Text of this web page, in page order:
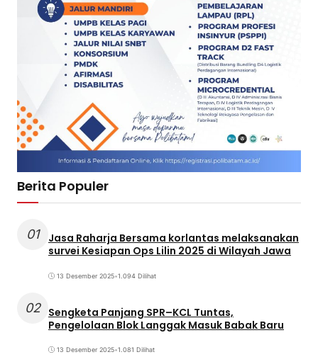
Berita Populer
01
Jasa Raharja Bersama korlantas melaksanakan
survei Kesiapan Ops Lilin 2025 di Wilayah Jawa
13 Desember 2025•1.094 Dilihat
02 Sengketa Panjang SPR–KCL Tuntas,
Pengelolaan Blok Langgak Masuk Babak Baru
13 Desember 2025•1.081 Dilihat